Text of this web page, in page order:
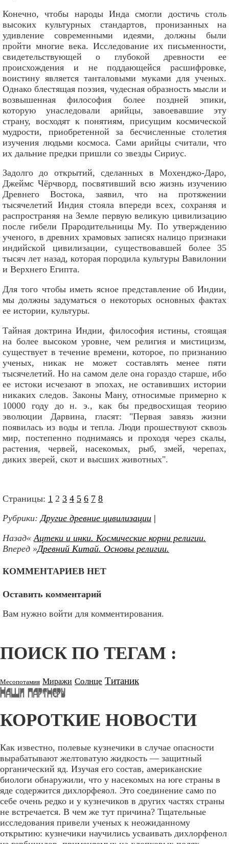
Конечно, чтобы народы Инда смогли достичь столь
высоких культурных стандартов, пронизанных на
удивление современными идеями, должны были
пройти многие века. Исследование их письменности,
свидетельствующей о глубокой древности ее
происхождения и не поддающейся расшифровке,
воистину является танталовыми муками для ученых.
Однако блестящая поэзия, чудесная образность мысли и
возвышенная философия более поздней эпики,
которую унаследовали арийцы, завоевавшие эту
страну, восходят к понятиям, присущим космической
мудрости, приобретенной за бесчисленные столетия
изучения людьми космоса. Сами арийцы считали, что
их дальние предки пришли со звезды Сириус.
Задолго до открытий, сделанных в Мохенджо-Даро,
Джеймс Чёрчворд, посвятивший всю жизнь изучению
Древнего Востока, заявил, что на протяжении
тысячелетий Индия стояла впереди всех, сохраняя и
распространяя на Земле первую великую цивилизацию
после гибели Прародительницы My. По утверждению
ученого, в древних храмовых записях налицо признаки
индийской цивилизации, существовавшей более 35
тысяч лет назад, которая породила культуры Вавилонии
и Верхнего Египта.
Для того чтобы иметь ясное представление об Индии,
мы должны задуматься о некоторых основных фактах
ее истории, культуры.
Тайная доктрина Индии, философия истины, стоящая
на более высоком уровне, чем религия и мистицизм,
существует в течение времени, которое, по признанию
ученых, никак не может составлять менее пяти
тысячелетий. Но на самом деле она гораздо старше, ибо
ее истоки исчезают в эпохах, не оставивших истории
никаких следов. Законы Maну, относимые примерно к
10000 году до н. э., как бы предвосхищая теорию
эволюции Дарвина, гласят: "Первая завязь жизни
появилась из воды и тепла. Люди прошествуют сквозь
мир, постепенно поднимаясь и проходя через скалы,
растения, червей, насекомых, рыб, змей, черепах,
диких зверей, скот и высших животных".
Страницы: 1 2 3 4 5 6 7 8
Рубрики:Другие древние цивилизации |
Назад« Ацтеки и инки. Космические корни религии.
Вперед »Древний Китай. Основы религии.
КОММЕНТАРИЕВ НЕТ
Оставить комментарий
Вам нужно войти для комментирования.
ПОИСК ПО ТЕГАМ :
Месопотамия Миражи Солнце Титаник
КОРОТКИЕ НОВОСТИ
Как известно, полевые кузнечики в случае опасности
вырабатывают желтоватую жидкость — защитный
органический яд. Изучая его состав, американские
биологи обнаружили, что у насекомых на юге страны в
яде содержится дихлорфеяол. Это соединение само по
себе очень редко и у кузнечиков в других частях страны
не встречается. В чем же тут причина? Тщательные
исследования привели ученых к неожиданному
открытию: кузнечики научились усваивать дихлорфенол